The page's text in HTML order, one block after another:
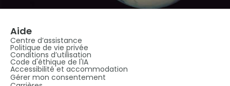
Aide
Centre d’assistance
Politique de vie privée
Conditions d’utilisation
Code d'éthique de l'IA
Accessibilité et accommodation
Gérer mon consentement